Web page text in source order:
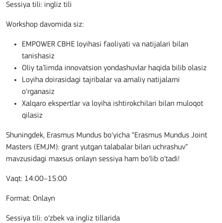
Sessiya tili: ingliz tili
Workshop davomida siz:
EMPOWER CBHE loyihasi faoliyati va natijalari bilan
tanishasiz
Oliy ta’limda innovatsion yondashuvlar haqida bilib olasiz
Loyiha doirasidagi tajribalar va amaliy natijalarni
o‘rganasiz
Xalqaro ekspertlar va loyiha ishtirokchilari bilan muloqot
qilasiz
Shuningdek, Erasmus Mundus bo‘yicha “Erasmus Mundus Joint
Masters (EMJM): grant yutgan talabalar bilan uchrashuv”
mavzusidagi maxsus onlayn sessiya ham bo‘lib o‘tadi!
Vaqt: 14:00–15:00
Format: Onlayn
Sessiya tili: o‘zbek va ingliz tillarida